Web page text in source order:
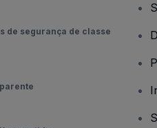
de segurança de classe